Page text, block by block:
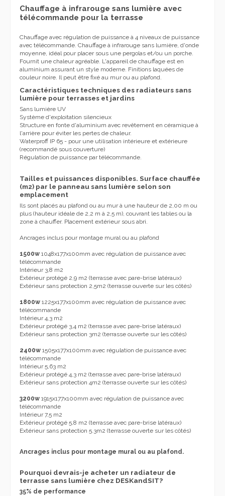
Chauffage à infrarouge sans lumière avec
télécommande pour la terrasse
Chauffage avec régulation de puissance à 4 niveaux de puissance
avec télécommande . Chauffage à infrarouge sans lumière, d'onde
moyenne, idéal pour placer sous une pergolas et/ou un porche.
Fournit une chaleur agréable. L'appareil de chauffage est en
aluminium assurant un style moderne. Finitions laquées de
couleur noire. Il peut être fixé au mur ou au plafond.
Caractéristiques techniques des radiateurs sans
lumière pour terrasses et jardins
Sans lumière UV
Système d'exploitation silencieux
Structure en fonte d'aluminium avec revêtement en céramique à
l'arrière pour éviter les pertes de chaleur.
Waterproff IP 65 - pour une utilisation intérieure et extérieure
(recommandé sous couverture)
Régulation de puissance par télécommande.
Tailles et puissances disponibles. Surface chauffée
(m2) par le panneau sans lumière selon son
emplacement
Ils sont placés au plafond ou au mur à une hauteur de 2,00 m ou
plus (hauteur idéale de 2,2 m à 2,5 m), couvrant les tables ou la
zone à chauffer. Placement extérieur sous abri.
Ancrages inclus pour montage mural ou au plafond
1500w 1048x177x100mm avec régulation de puissance avec
télécommande
Intérieur 3,8 m2
Extérieur protégé 2,9 m2 (terrasse avec pare-brise latéraux)
Extérieur sans protection 2,5m2 (terrasse ouverte sur les côtés)
1800w 1225x177x100mm avec régulation de puissance avec
télécommande
Intérieur 4,3 m2
Extérieur protégé 3,4 m2 (terrasse avec pare-brise latéraux)
Extérieur sans protection 3m2 (terrasse ouverte sur les côtés)
2400w 1505x177x100mm avec régulation de puissance avec
télécommande
Intérieur 5,63 m2
Extérieur protégé 4,3 m2 (terrasse avec pare-brise latéraux)
Extérieur sans protection 4m2 (terrasse ouverte sur les côtés)
3200w 1915x177x100mm avec régulation de puissance avec
télécommande
Intérieur 7,5 m2
Extérieur protégé 5,8 m2 (terrasse avec pare-brise latéraux)
Extérieur sans protection 5.3m2 (terrasse ouverte sur les côtés)
Ancrages inclus pour montage mural ou au plafond.
Pourquoi devrais-je acheter un radiateur de
terrasse sans lumière chez DESKandSIT?
35% de performance